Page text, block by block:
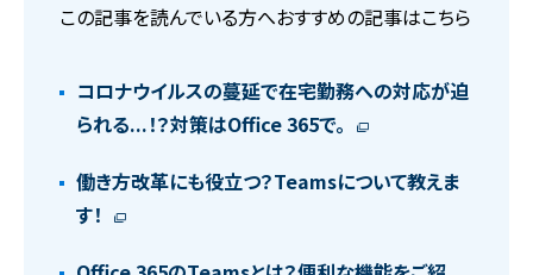
この記事を読んでいる方へおすすめの記事はこちら
コロナウイルスの蔓延で在宅勤務への対応が迫
られる...！？対策はOffice 365で。
働き方改革にも役立つ？Teamsについて教えま
す！